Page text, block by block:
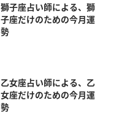
獅子座占い師による、獅
子座だけのための今月運
勢
乙女座占い師による、乙
女座だけのための今月運
勢